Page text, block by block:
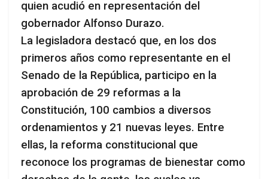
quien acudió en representación del
gobernador Alfonso Durazo.
La legisladora destacó que, en los dos
primeros años como representante en el
Senado de la República, participo en la
aprobación de 29 reformas a la
Constitución, 100 cambios a diversos
ordenamientos y 21 nuevas leyes. Entre
ellas, la reforma constitucional que
reconoce los programas de bienestar como